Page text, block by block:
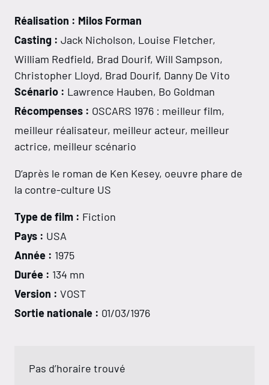
Réalisation : Milos Forman
Casting : Jack Nicholson, Louise Fletcher,
William Redfield, Brad Dourif, Will Sampson,
Christopher Lloyd, Brad Dourif, Danny De Vito
Scénario : Lawrence Hauben, Bo Goldman
Récompenses : OSCARS 1976 : meilleur film,
meilleur réalisateur, meilleur acteur, meilleur
actrice, meilleur scénario
D‘après le roman de Ken Kesey, oeuvre phare de
la contre-culture US
Type de film : Fiction
Pays : USA
Année : 1975
Durée : 134 mn
Version : VOST
Sortie nationale : 01/03/1976
Pas d’horaire trouvé